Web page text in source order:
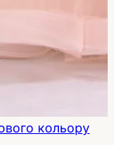
кольору